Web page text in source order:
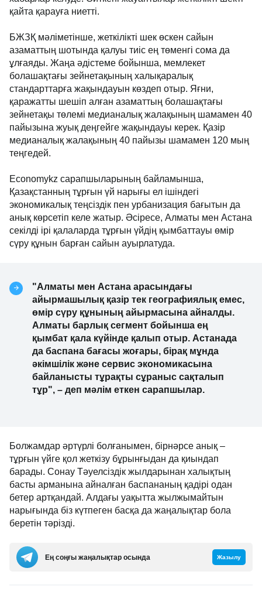
қайта қарауға ниетті.
БЖЗҚ мәліметінше, жеткілікті шек өскен сайын
азаматтың шотында қалуы тиіс ең төменгі сома да
ұлғаяды. Жаңа әдістеме бойынша, мемлекет
болашақтағы зейнетақының халықаралық
стандарттарға жақындауын көздеп отыр. Яғни,
қаражатты шешіп алған азаматтың болашақтағы
зейнетақы төлемі медианалық жалақының шамамен 40
пайызына жуық деңгейге жақындауы керек. Қазір
медианалық жалақының 40 пайызы шамамен 120 мың
теңгедей.
Economykz сарапшыларының байламынша,
Қазақстанның тұрғын үй нарығы ел ішіндегі
экономикалық теңсіздік пен урбанизация бағытын да
анық көрсетіп келе жатыр. Әсіресе, Алматы мен Астана
секілді ірі қалаларда тұрғын үйдің қымбаттауы өмір
сүру құнын барған сайын ауырлатуда.
"Алматы мен Астана арасындағы
айырмашылық қазір тек географиялық емес,
өмір сүру құнының айырмасына айналды.
Алматы барлық сегмент бойынша ең
қымбат қала күйінде қалып отыр. Астанада
да баспана бағасы жоғары, бірақ мұнда
әкімшілік және сервис экономикасына
байланысты тұрақты сұраныс сақталып
тұр", – деп мәлім еткен сарапшылар.
Болжамдар әртүрлі болғанымен, бірнәрсе анық –
тұрғын үйге қол жеткізу бұрынғыдан да қиындап
барады. Сонау Тәуелсіздік жылдарынан халықтың
басты арманына айналған баспананың қадірі одан
бетер артқандай. Алдағы уақытта жылжымайтын
нарығында біз күтпеген басқа да жаңалықтар бола
беретін тәрізді.
Ең соңғы жаңалықтар осында Жазылу